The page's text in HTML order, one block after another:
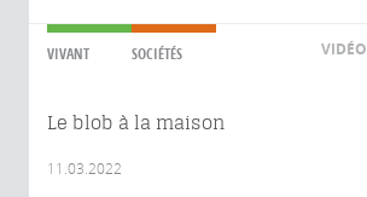
VIVANT SOCIÉTÉS VIDÉO
Le blob à la maison
11.03.2022